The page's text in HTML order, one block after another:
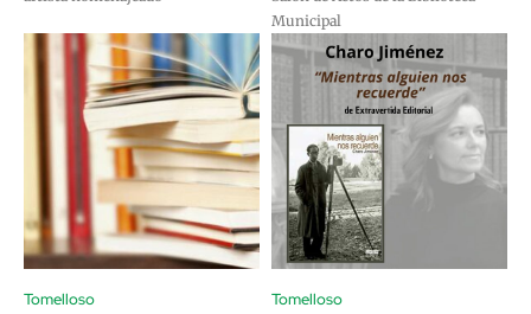
Municipal
Tomelloso Tomelloso